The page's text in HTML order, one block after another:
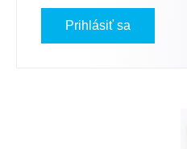
Prihlásiť sa